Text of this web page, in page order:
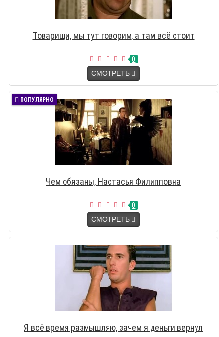
Товарищи, мы тут говорим, а там всё стоит
0
СМОТРЕТЬ
ПОПУЛЯРНО
Чем обязаны, Настасья Филипповна
0
СМОТРЕТЬ
Я всё время размышляю, зачем я деньги вернул